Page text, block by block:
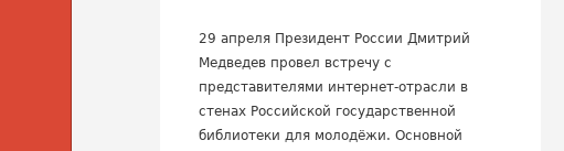
29 апреля Президент России Дмитрий
Медведев провел встречу с
представителями интернет-отрасли в
стенах Российской государственной
библиотеки для молодёжи. Основной